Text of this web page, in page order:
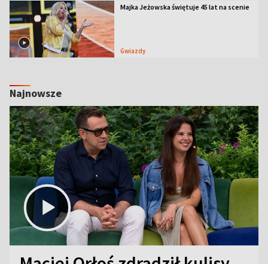
Majka Jeżowska świętuje 45 lat na scenie
Gwiazdy
Najnowsze